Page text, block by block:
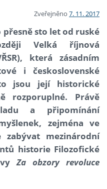
Zveřejněno 7. 11. 2017
sto let od ruské
Velká říjnová
která zásadním
i československé
jsou její historické
rozporuplné. Právě
a připomínání
zejména ve
mezinárodní
historie Filozofické
Za obzory revoluce